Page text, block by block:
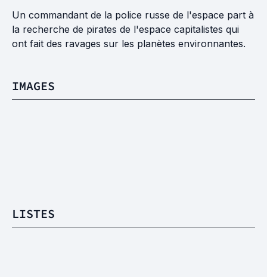
Un commandant de la police russe de l'espace part à
la recherche de pirates de l'espace capitalistes qui
ont fait des ravages sur les planètes environnantes.
IMAGES
LISTES